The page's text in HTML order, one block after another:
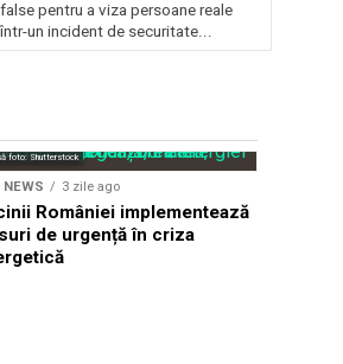
false pentru a viza persoane reale
într-un incident de securitate...
foto: Shutterstock
NEWS 3 zile ago
României implementează
de urgență în criza